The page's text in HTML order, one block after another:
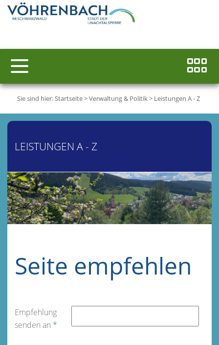
Sie sind hier:Startseite>Verwaltung & Politik> Leistungen A - Z
LEISTUNGEN A - Z
Seite empfehlen
Empfehlung
senden an *